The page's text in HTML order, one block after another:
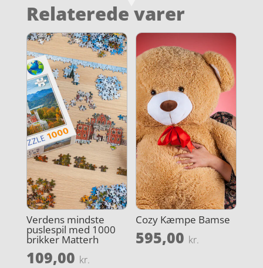
Relaterede varer
Verdens mindste
puslespil med 1000
brikker Matterh
109,00 kr.
Cozy Kæmpe Bamse
595,00 kr.